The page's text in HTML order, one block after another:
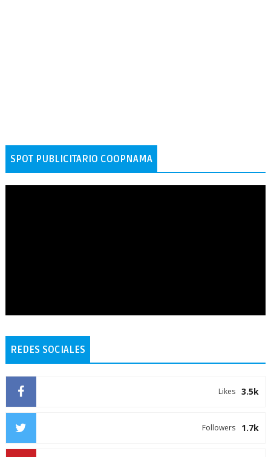
SPOT PUBLICITARIO COOPNAMA
REDES SOCIALES
3.5k
Likes
1.7k
Followers